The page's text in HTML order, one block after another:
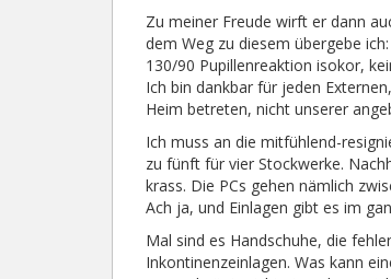
Zu meiner Freude wirft er dann
dem Weg zu diesem übergebe
130/90 Pupillenreaktion isokor,
Ich bin dankbar für jeden
Heim betreten, nicht unserer
Ich muss an die mitfühlend-
zu fünft für vier Stockwerke.
krass. Die PCs gehen nämlich
Ach ja, und Einlagen gibt es im
Mal sind es Handschuhe, die
Inkontinenzeinlagen. Was kann